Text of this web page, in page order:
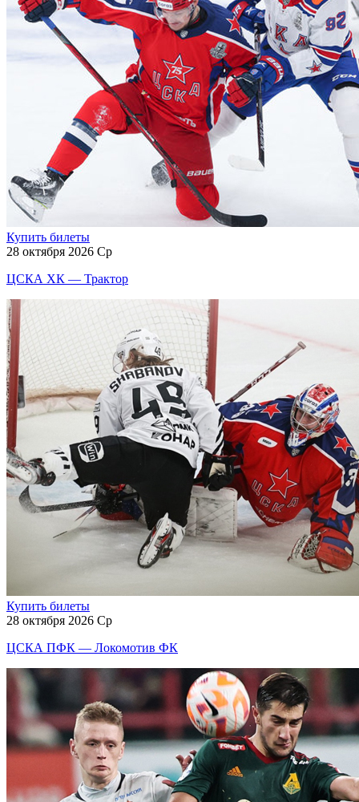
Купить билеты
28 октября 2026 Ср
ЦСКА ХК — Трактор
Купить билеты
28 октября 2026 Ср
ЦСКА ПФК — Локомотив ФК